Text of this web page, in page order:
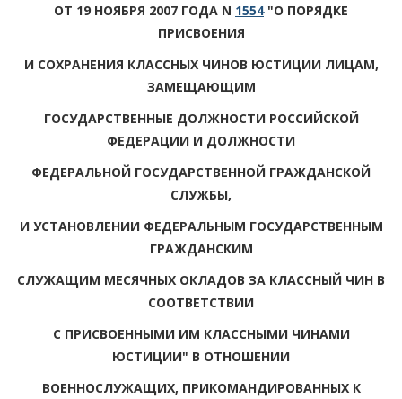
ОТ 19 НОЯБРЯ 2007 ГОДА N 1554"О ПОРЯДКЕ
ПРИСВОЕНИЯ
И СОХРАНЕНИЯ КЛАССНЫХ ЧИНОВ ЮСТИЦИИ ЛИЦАМ,
ЗАМЕЩАЮЩИМ
ГОСУДАРСТВЕННЫЕ ДОЛЖНОСТИ РОССИЙСКОЙ
ФЕДЕРАЦИИ И ДОЛЖНОСТИ
ФЕДЕРАЛЬНОЙ ГОСУДАРСТВЕННОЙ ГРАЖДАНСКОЙ
СЛУЖБЫ,
И УСТАНОВЛЕНИИ ФЕДЕРАЛЬНЫМ ГОСУДАРСТВЕННЫМ
ГРАЖДАНСКИМ
СЛУЖАЩИМ МЕСЯЧНЫХ ОКЛАДОВ ЗА КЛАССНЫЙ ЧИН В
СООТВЕТСТВИИ
С ПРИСВОЕННЫМИ ИМ КЛАССНЫМИ ЧИНАМИ
ЮСТИЦИИ" В ОТНОШЕНИИ
ВОЕННОСЛУЖАЩИХ, ПРИКОМАНДИРОВАННЫХ К